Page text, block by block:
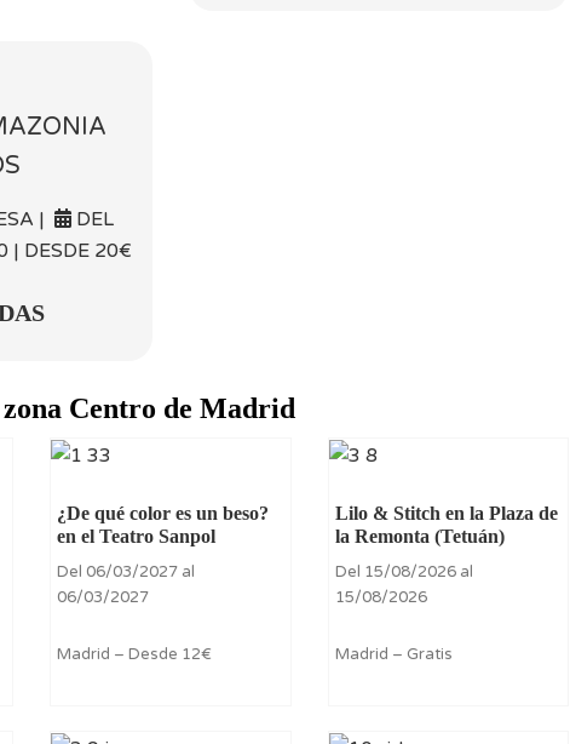
|
DEL
DESDE 20€
Centro de Madrid
¿De qué color es un beso?
en el Teatro Sanpol
Del 06/03/2027 al
06/03/2027
Madrid – Desde 12€
Lilo & Stitch en la Plaza de
la Remonta (Tetuán)
Del 15/08/2026 al
15/08/2026
Madrid – Gratis